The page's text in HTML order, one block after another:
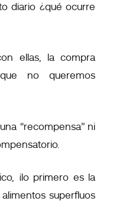
diario ¿qué ocurre
ellas, la compra
no queremos
“recompensa” ni
¡lo primero es la
superfluos